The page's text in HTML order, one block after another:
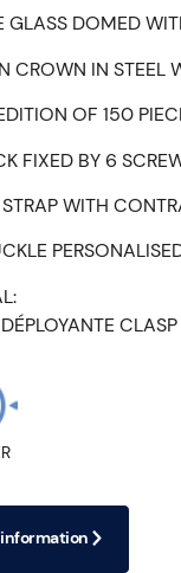
GLASS DOMED
CROWN IN STEEL
OF 150
FIXED BY 6
STRAP WITH
CLASP